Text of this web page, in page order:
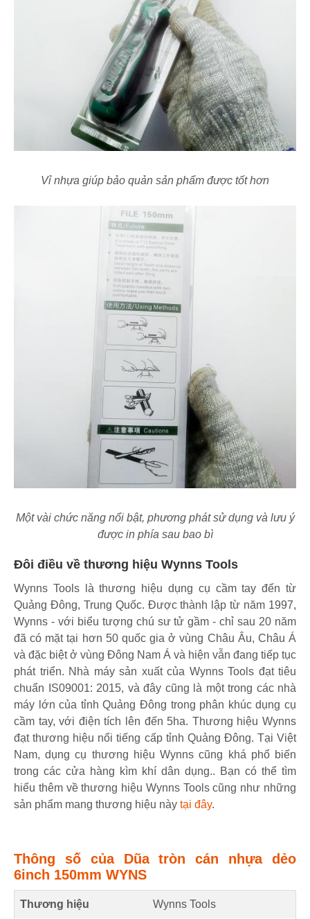
Vỉ nhựa giúp bảo quản sản phẩm được tốt hơn
Một vài chức năng nổi bật, phương phát sử dụng và lưu ý
được in phía sau bao bì
Đôi điều về thương hiệu Wynns Tools
Wynns Tools là thương hiệu dụng cụ cầm tay đến từ
Quảng Đông, Trung Quốc. Được thành lập từ năm 1997,
Wynns - với biểu tượng chú sư tử gầm - chỉ sau 20 năm
đã có mặt tại hơn 50 quốc gia ở vùng Châu Âu, Châu Á
và đặc biệt ở vùng Đông Nam Á và hiện vẫn đang tiếp tục
phát triển. Nhà máy sản xuất của Wynns Tools đạt tiêu
chuẩn IS09001: 2015, và đây cũng là một trong các nhà
máy lớn của tỉnh Quảng Đông trong phân khúc dụng cụ
cầm tay, với điện tích lên đến 5ha. Thương hiệu Wynns
đạt thương hiệu nổi tiếng cấp tỉnh Quảng Đông. Tại Việt
Nam, dụng cụ thương hiệu Wynns cũng khá phổ biến
trong các cửa hàng kìm khí dân dụng.. Bạn có thể tìm
hiểu thêm về thương hiệu Wynns Tools cũng như những
sản phẩm mang thương hiệu này tại đây.
Thông số của Dũa tròn cán nhựa dẻo
6inch 150mm WYNS
Thương hiệu Wynns Tools